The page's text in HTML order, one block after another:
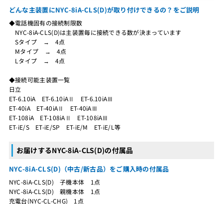
どんな主装置にNYC-8iA-CLS(D)が取り付けできるの？をご説明
◆電話機固有の接続制限数
NYC-8iA-CLS(D)は主装置毎に接続できる数が決まっています
Sタイプ → 4点
Mタイプ → 4点
Lタイプ → 4点
◆接続可能主装置一覧
日立
ET-6.10iA ET-6.10iAⅡ ET-6.10iAⅢ
ET-40iA ET-40iAⅡ ET-40iAⅢ
ET-108iA ET-108iAⅡ ET-108iAⅢ
ET-iE/S ET-iE/SP ET-iE/M ET-iE/L等
お届けするNYC-8iA-CLS(D)の付属品
NYC-8iA-CLS(D)（中古/新古品）をご購入時の付属品
NYC-8iA-CLS(D) 子機本体 1点
NYC-8iA-CLS(D) 親機本体 1点
充電台(NYC-CL-CHG) 1点